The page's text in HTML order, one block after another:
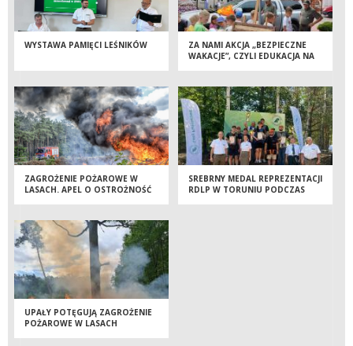
WYSTAWA PAMIĘCI LEŚNIKÓW
ZA NAMI AKCJA „BEZPIECZNE
WAKACJE”, CZYLI EDUKACJA NA
ZAGROŻENIE POŻAROWE W
LASACH. APEL O OSTROŻNOŚĆ
SREBRNY MEDAL REPREZENTACJI
RDLP W TORUNIU PODCZAS
UPAŁY POTĘGUJĄ ZAGROŻENIE
POŻAROWE W LASACH